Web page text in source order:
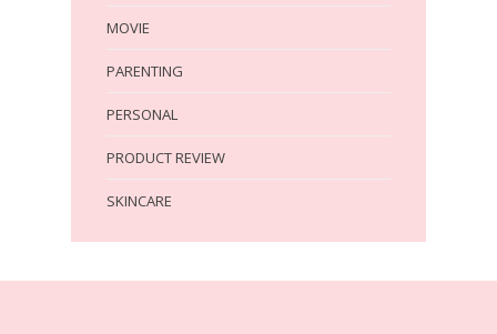
MOVIE
PARENTING
PERSONAL
PRODUCT REVIEW
SKINCARE